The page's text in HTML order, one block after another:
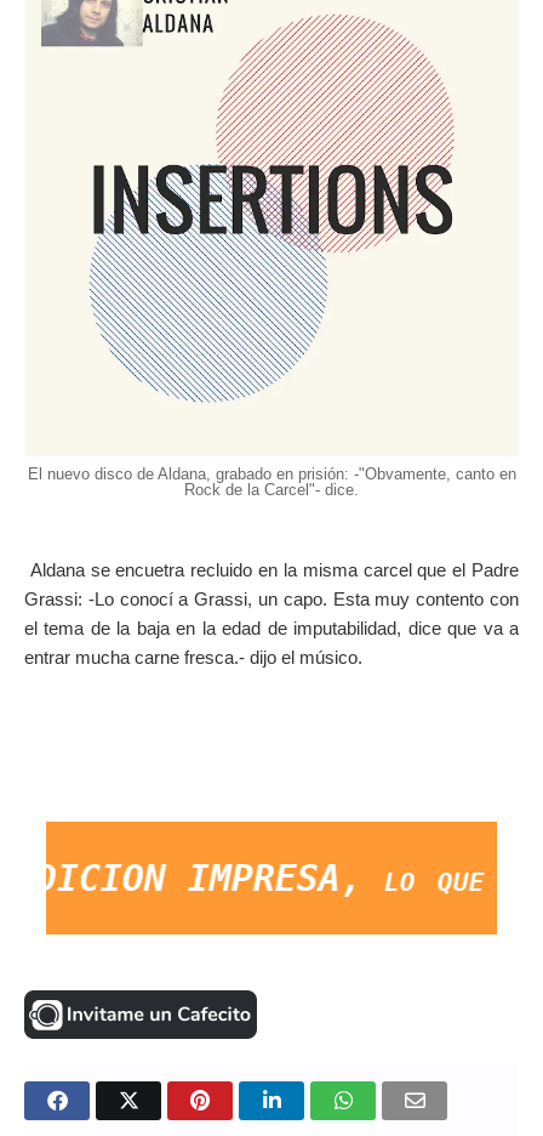
El nuevo disco de Aldana, grabado en prisión: -"Obvamente, canto en
Rock de la Carcel"- dice.
Aldana se encuetra recluido en la misma carcel que el Padre
Grassi: -Lo conocí a Grassi, un capo. Esta muy contento con
el tema de la baja en la edad de imputabilidad, dice que va a
entrar mucha carne fresca.- dijo el músico.
IMPRESA, lo que ocurra